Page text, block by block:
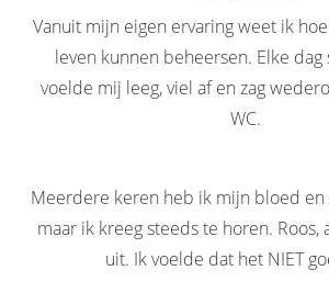
Vanuit mijn eigen ervaring weet ik
leven kunnen beheersen. Elke
voelde mij leeg, viel af en zag
WC.
Meerdere keren heb ik mijn bloed
maar ik kreeg steeds te horen. Roos,
uit. Ik voelde dat het NIET